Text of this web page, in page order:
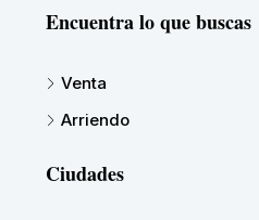
Encuentra lo que buscas
Venta
Arriendo
Ciudades